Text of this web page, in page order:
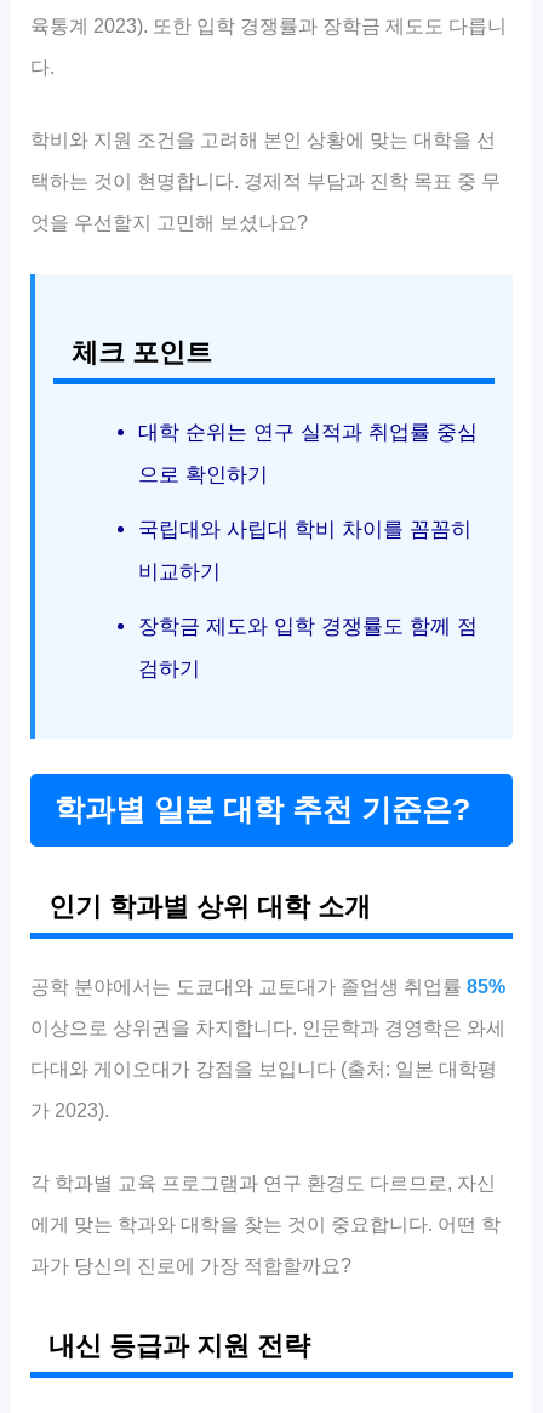
육통계 2023). 또한 입학 경쟁률과 장학금 제도도 다릅니
다.
학비와 지원 조건을 고려해 본인 상황에 맞는 대학을 선
택하는 것이 현명합니다. 경제적 부담과 진학 목표 중 무
엇을 우선할지 고민해 보셨나요?
체크 포인트
대학 순위는 연구 실적과 취업률 중심
으로 확인하기
국립대와 사립대 학비 차이를 꼼꼼히
비교하기
장학금 제도와 입학 경쟁률도 함께 점
검하기
학과별 일본 대학 추천 기준은?
인기 학과별 상위 대학 소개
공학 분야에서는 도쿄대와 교토대가 졸업생 취업률85%
이상으로 상위권을 차지합니다. 인문학과 경영학은 와세
다대와 게이오대가 강점을 보입니다 (출처: 일본 대학평
가 2023).
각 학과별 교육 프로그램과 연구 환경도 다르므로, 자신
에게 맞는 학과와 대학을 찾는 것이 중요합니다. 어떤 학
과가 당신의 진로에 가장 적합할까요?
내신 등급과 지원 전략